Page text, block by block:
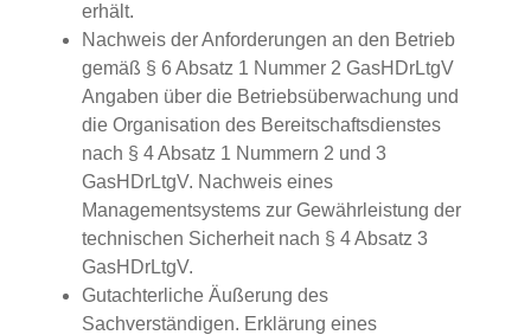
erhält.
Nachweis der Anforderungen an den Betrieb
gemäß § 6 Absatz 1 Nummer 2 GasHDrLtgV
Angaben über die Betriebsüberwachung und
die Organisation des Bereitschaftsdienstes
nach § 4 Absatz 1 Nummern 2 und 3
GasHDrLtgV. Nachweis eines
Managementsystems zur Gewährleistung der
technischen Sicherheit nach § 4 Absatz 3
GasHDrLtgV.
Gutachterliche Äußerung des
Sachverständigen. Erklärung eines